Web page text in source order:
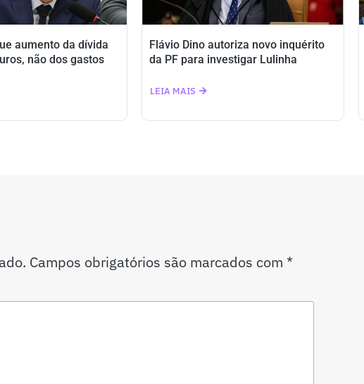
aumento da dívida
não dos gastos
Flávio Dino autoriza novo inquérito
da PF para investigar Lulinha
LEIA MAIS
Campos obrigatórios são marcados com *